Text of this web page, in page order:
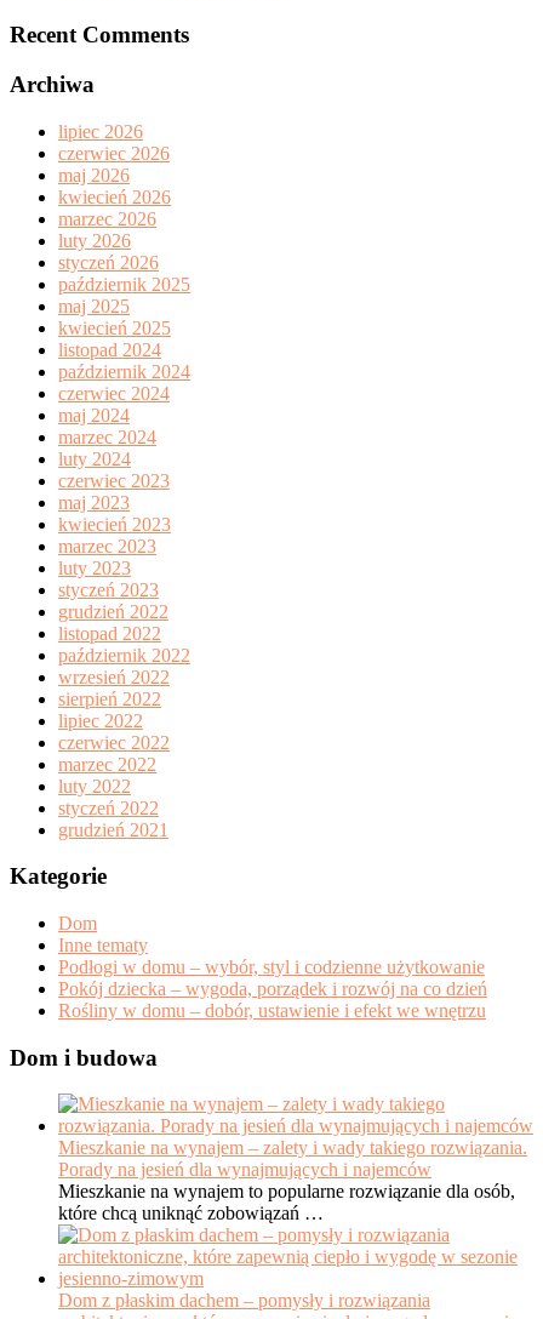
Recent Comments
Archiwa
lipiec 2026
czerwiec 2026
maj 2026
kwiecień 2026
marzec 2026
luty 2026
styczeń 2026
październik 2025
maj 2025
kwiecień 2025
listopad 2024
październik 2024
czerwiec 2024
maj 2024
marzec 2024
luty 2024
czerwiec 2023
maj 2023
kwiecień 2023
marzec 2023
luty 2023
styczeń 2023
grudzień 2022
listopad 2022
październik 2022
wrzesień 2022
sierpień 2022
lipiec 2022
czerwiec 2022
marzec 2022
luty 2022
styczeń 2022
grudzień 2021
Kategorie
Dom
Inne tematy
Podłogi w domu – wybór, styl i codzienne użytkowanie
Pokój dziecka – wygoda, porządek i rozwój na co dzień
Rośliny w domu – dobór, ustawienie i efekt we wnętrzu
Dom i budowa
Mieszkanie na wynajem – zalety i wady takiego rozwiązania.
Porady na jesień dla wynajmujących i najemców
Mieszkanie na wynajem to popularne rozwiązanie dla osób,
które chcą uniknąć zobowiązań …
Dom z płaskim dachem – pomysły i rozwiązania